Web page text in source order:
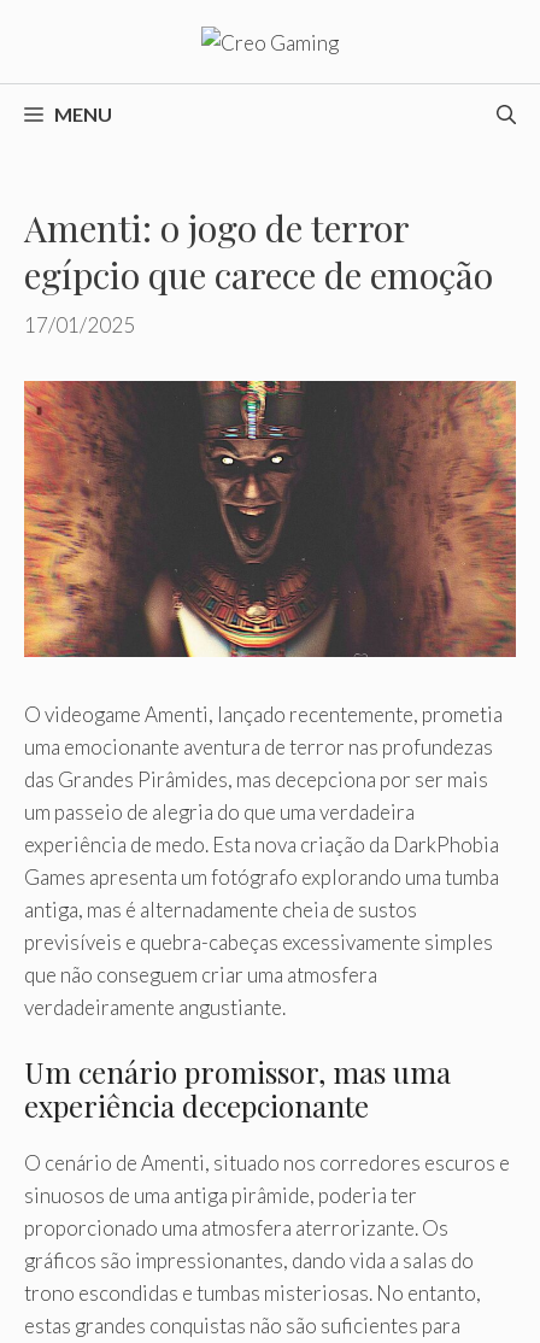
o
conteúdoMENU
Amenti: o jogo de terror
egípcio que carece de emoção
17/01/2025
O videogame Amenti, lançado recentemente, prometia
uma emocionante aventura de terror nas profundezas
das Grandes Pirâmides, mas decepciona por ser mais
um passeio de alegria do que uma verdadeira
experiência de medo. Esta nova criação da DarkPhobia
Games apresenta um fotógrafo explorando uma tumba
antiga, mas é alternadamente cheia de sustos
previsíveis e quebra-cabeças excessivamente simples
que não conseguem criar uma atmosfera
verdadeiramente angustiante.
Um cenário promissor, mas uma
experiência decepcionante
O cenário de Amenti, situado nos corredores escuros e
sinuosos de uma antiga pirâmide, poderia ter
proporcionado uma atmosfera aterrorizante. Os
gráficos são impressionantes, dando vida a salas do
trono escondidas e tumbas misteriosas. No entanto,
estas grandes conquistas não são suficientes para